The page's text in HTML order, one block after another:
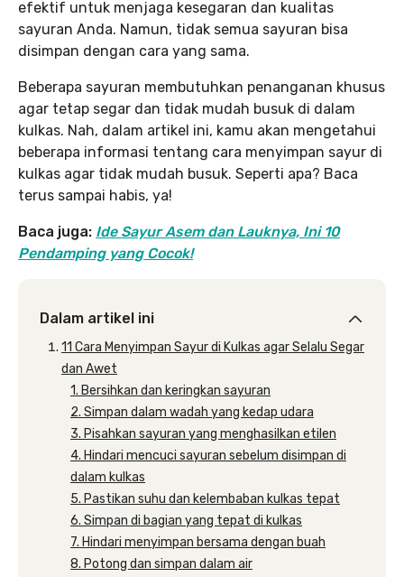
efektif untuk menjaga kesegaran dan kualitas
sayuran Anda. Namun, tidak semua sayuran bisa
disimpan dengan cara yang sama.
Beberapa sayuran membutuhkan penanganan khusus
agar tetap segar dan tidak mudah busuk di dalam
kulkas. Nah, dalam artikel ini, kamu akan mengetahui
beberapa informasi tentang cara menyimpan sayur di
kulkas agar tidak mudah busuk. Seperti apa? Baca
terus sampai habis, ya!
Baca juga: Ide Sayur Asem dan Lauknya, Ini 10
Pendamping yang Cocok!
Dalam artikel ini
11 Cara Menyimpan Sayur di Kulkas agar Selalu Segar
dan Awet
1. Bersihkan dan keringkan sayuran
2. Simpan dalam wadah yang kedap udara
3. Pisahkan sayuran yang menghasilkan etilen
4. Hindari mencuci sayuran sebelum disimpan di
dalam kulkas
5. Pastikan suhu dan kelembaban kulkas tepat
6. Simpan di bagian yang tepat di kulkas
7. Hindari menyimpan bersama dengan buah
8. Potong dan simpan dalam air